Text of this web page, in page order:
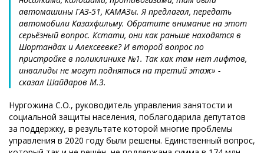
автомашины ГАЗ-51, КАМАЗы. Я предлагал, передать
автомобили Казахфильму. Обратите внимание на этот
серьёзный вопрос. Кстати, они как раньше находятся в
Шортандах и Алексеевке? И второй вопрос по
пристройке в поликлинике №1. Так как там нет лифтов,
инвалиды не могут подняться на третий этаж» -
сказал Шайдаров М.З.
Нургожина С.О., руководитель управления занятости и
социальной защиты населения, поблагодарила депутатов
за поддержку, в результате которой многие проблемы
управления в 2020 году были решены. Единственный вопрос,